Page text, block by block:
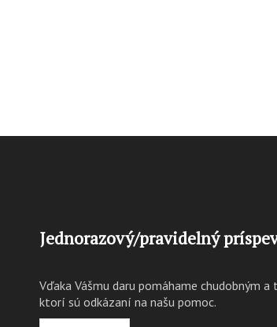
Jednorazový/pravidelný
Vďaka Vášmu daru pomáhame chudobným a
ktorí sú odkázaní na našu pomoc.